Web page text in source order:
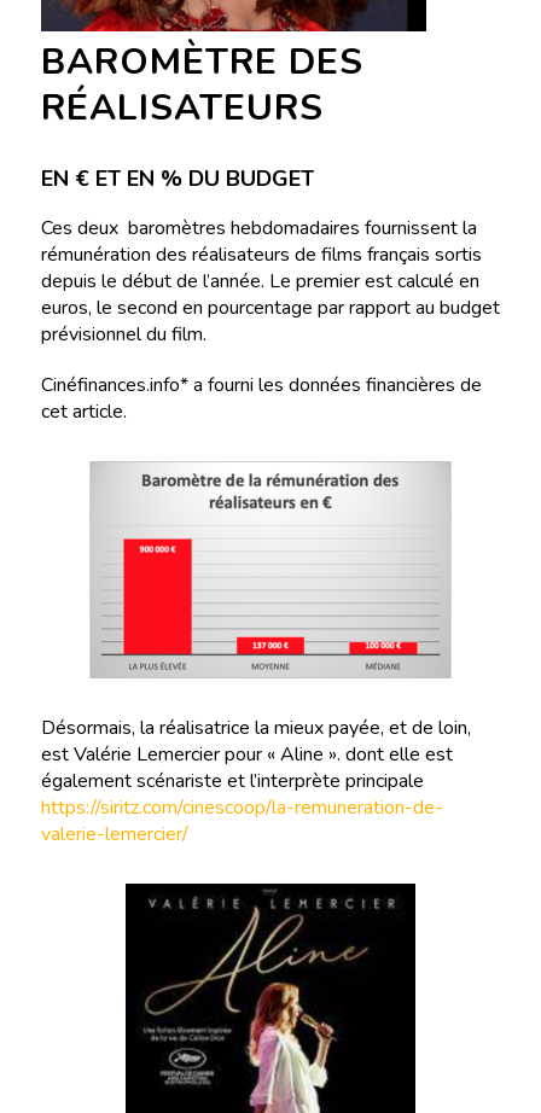
BAROMÈTRE DES
RÉALISATEURS
EN € ET EN % DU BUDGET
Ces deux baromètres hebdomadaires fournissent la
rémunération des réalisateurs de films français sortis
depuis le début de l’année. Le premier est calculé en
euros, le second en pourcentage par rapport au budget
prévisionnel du film.
Cinéfinances.info* a fourni les données financières de
cet article.
Désormais, la réalisatrice la mieux payée, et de loin,
est Valérie Lemercier pour « Aline ». dont elle est
également scénariste et l’interprète principale
https://siritz.com/cinescoop/la-remuneration-de-
valerie-lemercier/